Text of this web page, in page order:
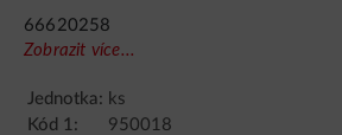
66620258
Zobrazit více...
Jednotka: ks
Kód 1:
950018